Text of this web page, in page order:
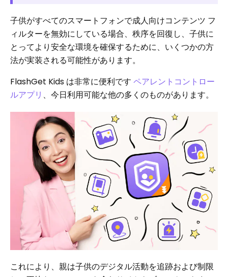
子供がすべてのスマートフォンで成人向けコンテンツ フ
ィルターを無効にしている場合、秩序を回復し、子供に
とってより安全な環境を確保するために、いくつかの方
法が実装される可能性があります。
FlashGet Kids は非常に便利です ペアレントコントロー
ルアプリ 、今日利用可能な他の多くのものがあります。
これにより、親は子供のデジタル活動を追跡および制限